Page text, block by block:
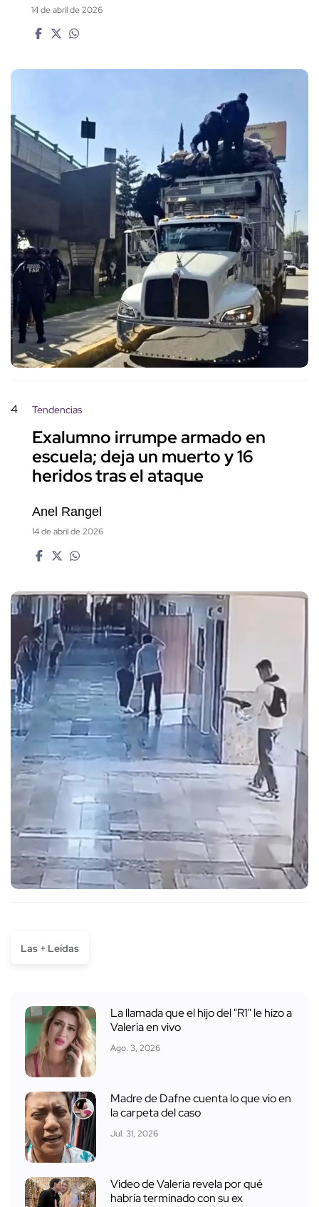
14 de abril de 2026
4 Tendencias
Exalumno irrumpe armado en
escuela; deja un muerto y 16
heridos tras el ataque
Anel Rangel
14 de abril de 2026
Las + Leídas
La llamada que el hijo del "R1" le hizo a
Valeria en vivo
Ago. 3, 2026
Madre de Dafne cuenta lo que vio en
la carpeta del caso
Jul. 31, 2026
Video de Valeria revela por qué
habría terminado con su ex